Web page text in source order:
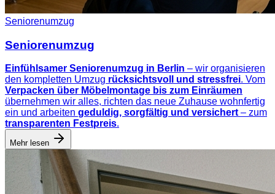
Seniorenumzug
Seniorenumzug
Einfühlsamer Seniorenumzug in Berlin – wir organisieren
den kompletten Umzug rücksichtsvoll und stressfrei. Vom
Verpacken über Möbelmontage bis zum Einräumen
übernehmen wir alles, richten das neue Zuhause wohnfertig
ein und arbeiten geduldig, sorgfältig und versichert– zum
transparenten Festpreis.
Mehr lesen